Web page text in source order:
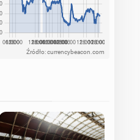
Źródło: currencybeacon.com